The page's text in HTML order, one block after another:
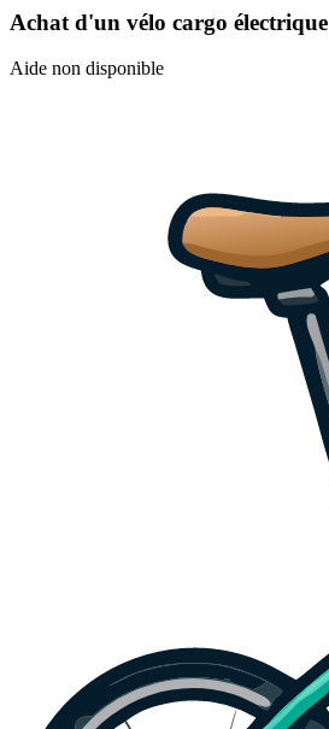
Achat d'un vélo cargo électrique
Aide non disponible